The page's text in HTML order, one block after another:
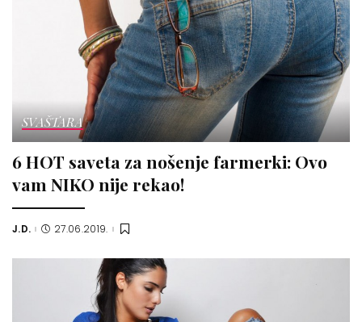
SVAŠTARA
6 HOT saveta za nošenje farmerki: Ovo
vam NIKO nije rekao!
Posted
J.D. 27.06.2019.